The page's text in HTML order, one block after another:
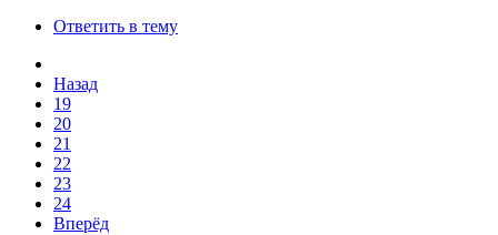
Ответить в тему
Назад
19
20
21
22
23
24
Вперёд